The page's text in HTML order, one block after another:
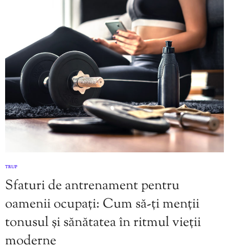
TRUP
Sfaturi de antrenament pentru
oamenii ocupați: Cum să-ți menții
tonusul și sănătatea în ritmul vieții
moderne